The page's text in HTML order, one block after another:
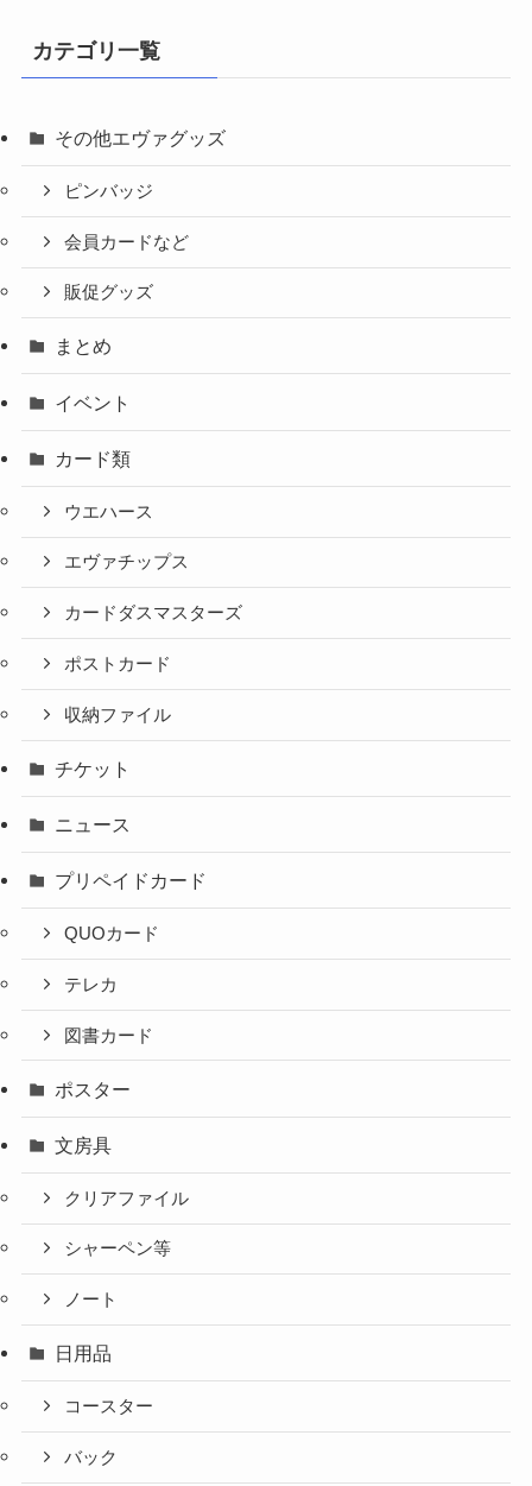
カテゴリ一覧
その他エヴァグッズ
ピンバッジ
会員カードなど
販促グッズ
まとめ
イベント
カード類
ウエハース
エヴァチップス
カードダスマスターズ
ポストカード
収納ファイル
チケット
ニュース
プリペイドカード
QUOカード
テレカ
図書カード
ポスター
文房具
クリアファイル
シャーペン等
ノート
日用品
コースター
バック